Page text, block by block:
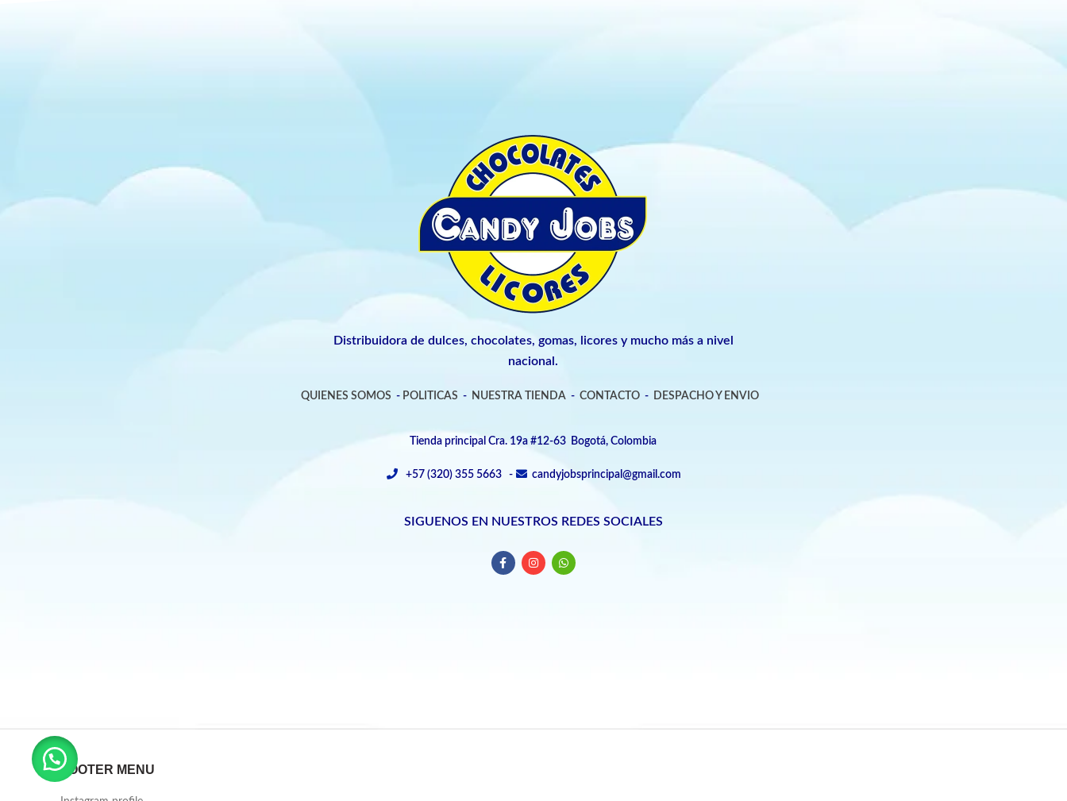
Distribuidora de dulces, chocolates, gomas, licores y mucho más a nivel
nacional.
QUIENES SOMOS - POLITICAS - NUESTRA TIENDA- CONTACTO- DESPACHO Y ENVIO
Tienda principal Cra. 19a #12-63 Bogotá, Colombia
+57 (320) 355 5663 - candyjobsprincipal@gmail.com
SIGUENOS EN NUESTROS REDES SOCIALES
FOOTER MENU